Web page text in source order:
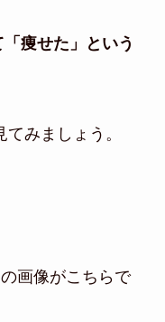
痩せた」という
みましょう。
画像がこちらで